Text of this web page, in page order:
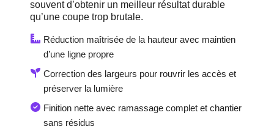
souvent d’obtenir un meilleur résultat durable
qu’une coupe trop brutale.
Réduction maîtrisée de la hauteur avec maintien
d’une ligne propre
Correction des largeurs pour rouvrir les accès et
préserver la lumière
Finition nette avec ramassage complet et chantier
sans résidus